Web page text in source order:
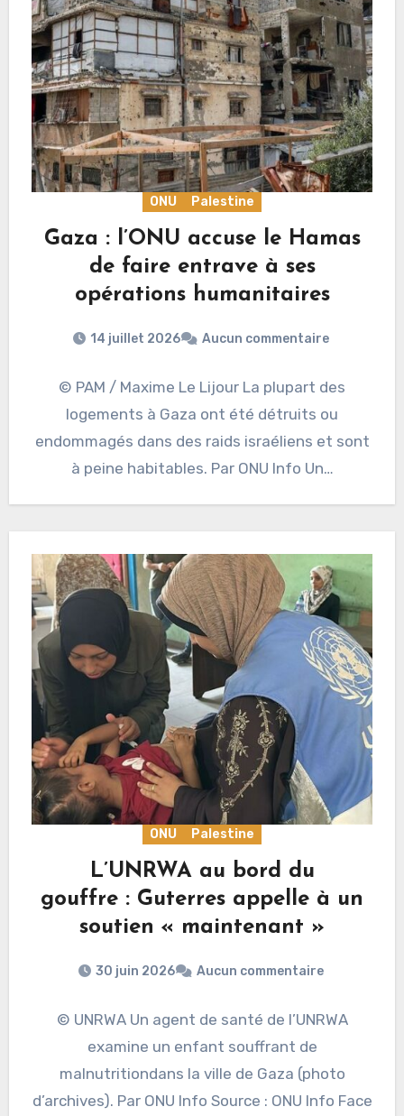
ONU Palestine
Gaza : l’ONU accuse le Hamas
de faire entrave à ses
opérations humanitaires
14 juillet 2026 Aucun commentaire
© PAM / Maxime Le Lijour La plupart des
logements à Gaza ont été détruits ou
endommagés dans des raids israéliens et sont
à peine habitables. Par ONU Info Un…
ONU Palestine
L’UNRWA au bord du
gouffre : Guterres appelle à un
soutien « maintenant »
30 juin 2026 Aucun commentaire
© UNRWA Un agent de santé de l’UNRWA
examine un enfant souffrant de
malnutritiondans la ville de Gaza (photo
d’archives). Par ONU Info Source : ONU Info Face